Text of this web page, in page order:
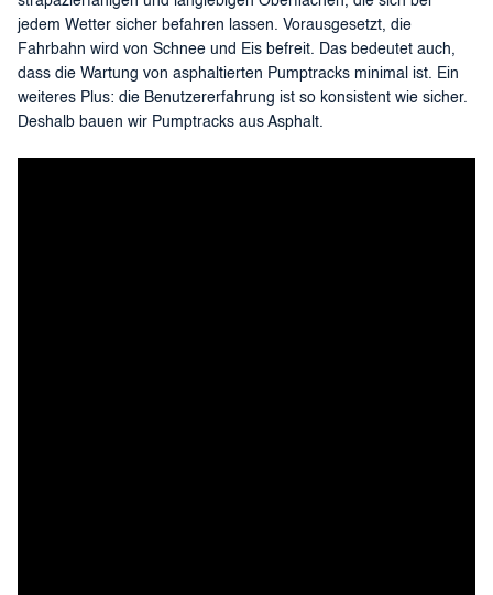
jedem Wetter sicher befahren lassen. Vorausgesetzt, die
Fahrbahn wird von Schnee und Eis befreit. Das bedeutet auch,
dass die Wartung von asphaltierten Pumptracks minimal ist. Ein
weiteres Plus: die Benutzererfahrung ist so konsistent wie sicher.
Deshalb bauen wir Pumptracks aus Asphalt.